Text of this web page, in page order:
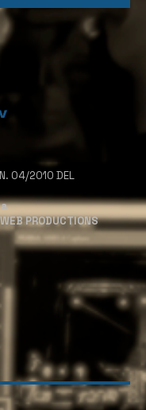
04/2010 DEL
PRODUCTIONS